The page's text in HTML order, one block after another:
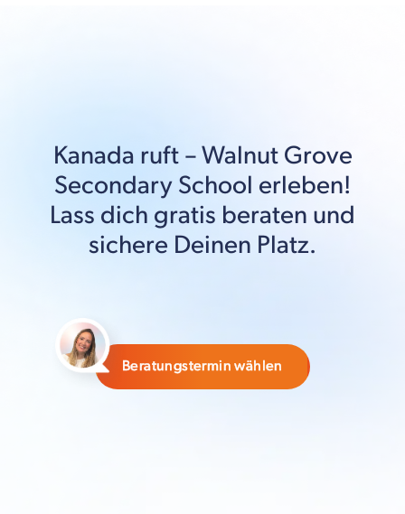
Kanada ruft –Walnut Grove
Secondary School erleben!
Lass dich gratis beraten und
sichere Deinen Platz.
Beratungstermin wählen